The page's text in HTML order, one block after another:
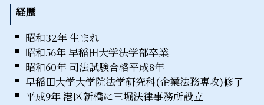
経歴
昭和32年 生まれ
昭和56年 早稲田大学法学部卒業
昭和60年 司法試験合格平成8年
早稲田大学大学院法学研究科(企業法務専攻)修了
平成9年 港区新橋に三堀法律事務所設立